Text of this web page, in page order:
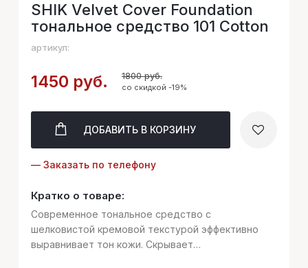
SHIK Velvet Cover Foundation
тональное средство 101 Cotton
артикул:
1450 руб. 1800 руб.
со скидкой -19%
ДОБАВИТЬ В КОРЗИНУ
— Заказать по телефону
Кратко о товаре:
Современное тональное средство с
шелковистой кремовой текстурой эффективно
выравнивает тон кожи. Скрывает